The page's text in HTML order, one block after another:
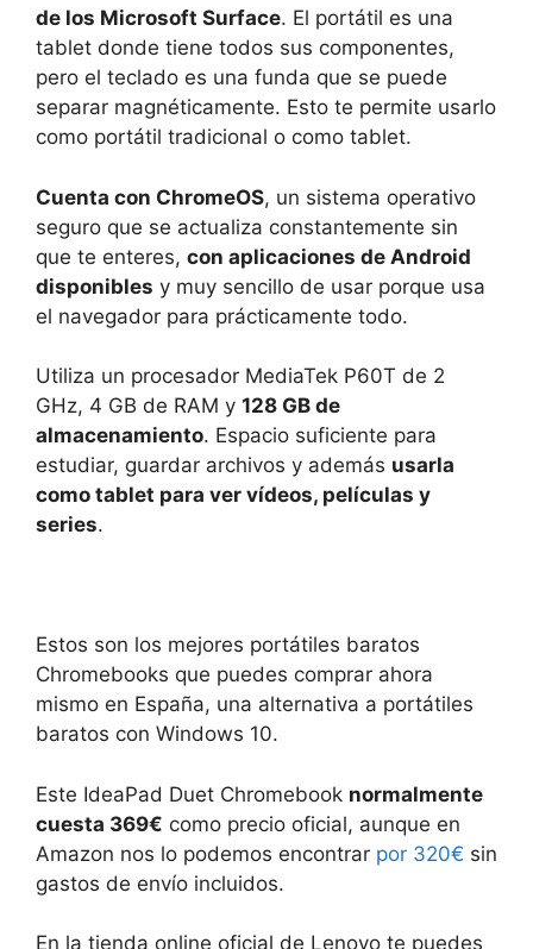
de los Microsoft Surface. El portátil es una
tablet donde tiene todos sus componentes,
pero el teclado es una funda que se puede
separar magnéticamente. Esto te permite usarlo
como portátil tradicional o como tablet.
Cuenta con ChromeOS, un sistema operativo
seguro que se actualiza constantemente sin
que te enteres, con aplicaciones de Android
disponibles y muy sencillo de usar porque usa
el navegador para prácticamente todo.
Utiliza un procesador MediaTek P60T de 2
GHz, 4 GB de RAM y 128 GB de
almacenamiento. Espacio suficiente para
estudiar, guardar archivos y además usarla
como tablet para ver vídeos, películas y
series.
Estos son los mejores portátiles baratos
Chromebooks que puedes comprar ahora
mismo en España, una alternativa a portátiles
baratos con Windows 10.
Este IdeaPad Duet Chromebook normalmente
cuesta 369€ como precio oficial, aunque en
Amazon nos lo podemos encontrar por 320€ sin
gastos de envío incluidos.
En la tienda online oficial de Lenovo te puedes